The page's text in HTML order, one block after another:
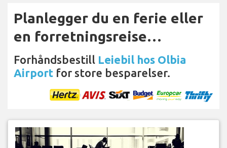
Planlegger du en ferie eller
en forretningsreise…
Forhåndsbestill Leiebil hos Olbia
Airport for store besparelser.